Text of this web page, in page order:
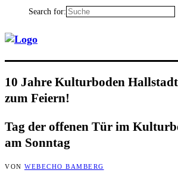
Search for:
10 Jah­re Kul­tur­bo­den
zum Feiern!
Tag der offe­nen Tür im
am Sonntag
VON WEBECHO BAMBERG